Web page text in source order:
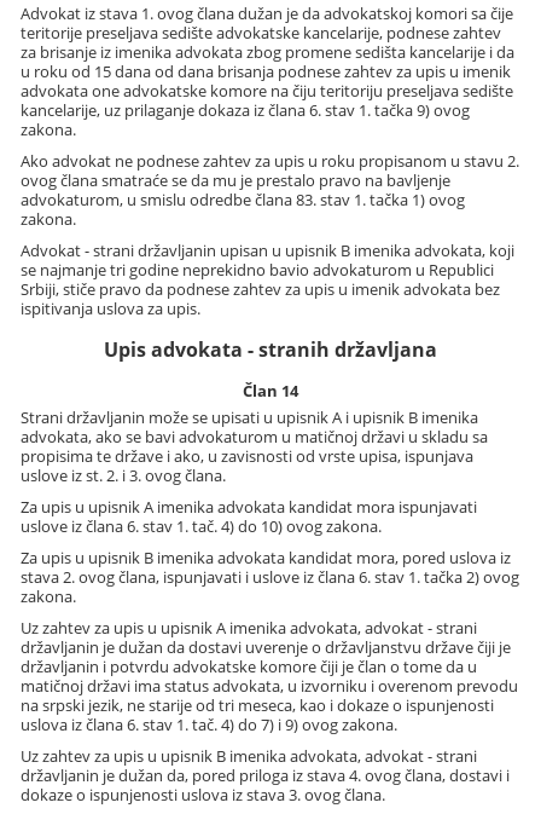
Advokat iz stava 1. ovog člana dužan je da advokatskoj komori sa čije
teritorije preseljava sedište advokatske kancelarije, podnese zahtev
za brisanje iz imenika advokata zbog promene sedišta kancelarije i da
u roku od 15 dana od dana brisanja podnese zahtev za upis u imenik
advokata one advokatske komore na čiju teritoriju preseljava sedište
kancelarije, uz prilaganje dokaza iz člana 6. stav 1. tačka 9) ovog
zakona.
Ako advokat ne podnese zahtev za upis u roku propisanom u stavu 2.
ovog člana smatraće se da mu je prestalo pravo na bavljenje
advokaturom, u smislu odredbe člana 83. stav 1. tačka 1) ovog
zakona.
Advokat - strani državljanin upisan u upisnik B imenika advokata, koji
se najmanje tri godine neprekidno bavio advokaturom u Republici
Srbiji, stiče pravo da podnese zahtev za upis u imenik advokata bez
ispitivanja uslova za upis.
Upis advokata - stranih državljana
Član 14
Strani državljanin može se upisati u upisnik A i upisnik B imenika
advokata, ako se bavi advokaturom u matičnoj državi u skladu sa
propisima te države i ako, u zavisnosti od vrste upisa, ispunjava
uslove iz st. 2. i 3. ovog člana.
Za upis u upisnik A imenika advokata kandidat mora ispunjavati
uslove iz člana 6. stav 1. tač. 4) do 10) ovog zakona.
Za upis u upisnik B imenika advokata kandidat mora, pored uslova iz
stava 2. ovog člana, ispunjavati i uslove iz člana 6. stav 1. tačka 2) ovog
zakona.
Uz zahtev za upis u upisnik A imenika advokata, advokat - strani
državljanin je dužan da dostavi uverenje o državljanstvu države čiji je
državljanin i potvrdu advokatske komore čiji je član o tome da u
matičnoj državi ima status advokata, u izvorniku i overenom prevodu
na srpski jezik, ne starije od tri meseca, kao i dokaze o ispunjenosti
uslova iz člana 6. stav 1. tač. 4) do 7) i 9) ovog zakona.
Uz zahtev za upis u upisnik B imenika advokata, advokat - strani
državljanin je dužan da, pored priloga iz stava 4. ovog člana, dostavi i
dokaze o ispunjenosti uslova iz stava 3. ovog člana.